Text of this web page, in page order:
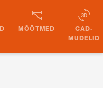
MÕÕTMED
CAD-
MUDELID